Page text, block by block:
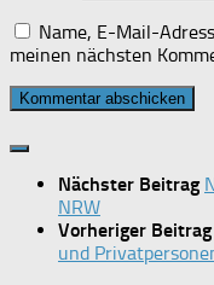
Name, E-Mail-
meinen nächsten
Nächster Beitrag
NRW
Vorheriger Beitrag
und